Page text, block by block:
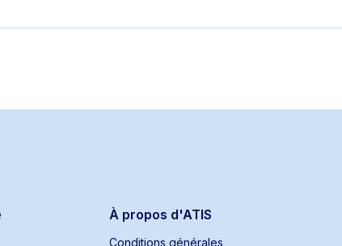
À propos d'ATIS
Conditions générales